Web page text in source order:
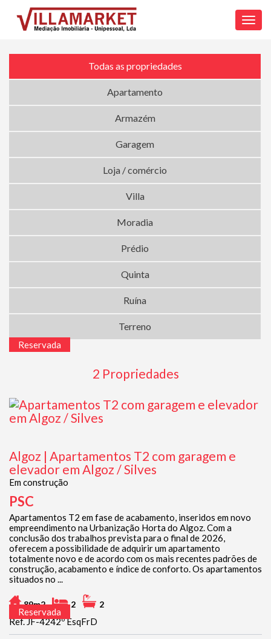
Todas as propriedades
Apartamento
Armazém
Garagem
Loja / comércio
Villa
Moradia
Prédio
Quinta
Ruína
Terreno
2 Propriedades
Reservada
Algoz | Apartamentos T2 com garagem e
elevador em Algoz / Silves
Em construção
PSC
Apartamentos T2 em fase de acabamento, inseridos em novo
empreendimento na Urbanização Horta do Algoz. Com a
conclusão dos trabalhos prevista para o final de 2026,
oferecem a possibilidade de adquirir um apartamento
totalmente novo e de acordo com os mais recentes padrões de
construção, acabamento e índice de conforto. Os apartamentos
situados no ...
89m2 2 2
Ref. JF-4242º EsqFrD
Reservada